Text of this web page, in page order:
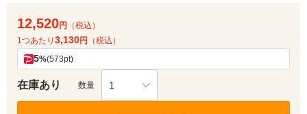
12,520円
（税込）
1つあたり 3,130円 （税込）
5%(573pt)
在庫あり 数量 1